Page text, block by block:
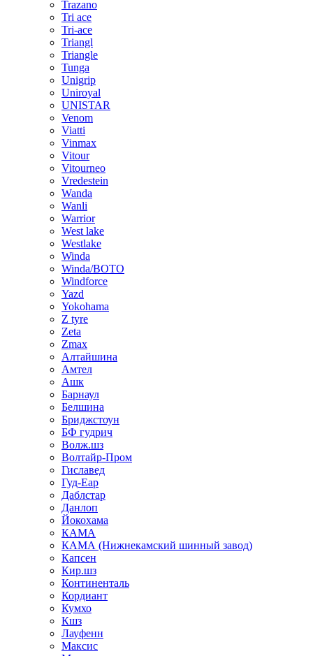
Trazano
Tri ace
Tri-ace
Triangl
Triangle
Tunga
Unigrip
Uniroyal
UNISTAR
Venom
Viatti
Vinmax
Vitour
Vitourneo
Vredestein
Wanda
Wanli
Warrior
West lake
Westlake
Winda
Winda/BOTO
Windforce
Yazd
Yokohama
Z tyre
Zeta
Zmax
Алтайшина
Амтел
Ашк
Барнаул
Белшина
Бриджстоун
БФ гудрич
Волж.шз
Волтайр-Пром
Гиславед
Гуд-Еар
Даблстар
Данлоп
Йокохама
КАМА
КАМА (Нижнекамский шинный завод)
Капсен
Кир.шз
Континенталь
Кордиант
Кумхо
Кшз
Лауфенн
Максис